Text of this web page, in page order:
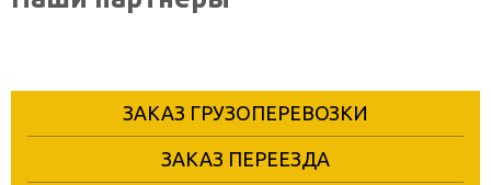
ЗАКАЗ ГРУЗОПЕРЕВОЗКИ
ЗАКАЗ ПЕРЕЕЗДА